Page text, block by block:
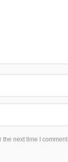
next time I comment.